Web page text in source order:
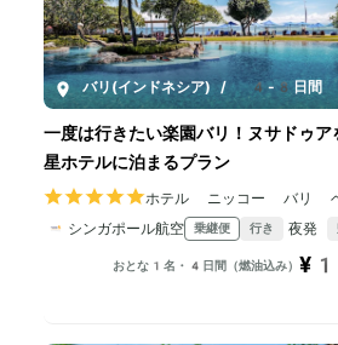
バリ(インドネシア) / 4-8日間
一度は行きたい楽園バリ！ヌサドゥ
星ホテルに泊まるプラン
ホテル ニッコー バリ
シンガポール航空
乗継便 行き 夜発
おとな1名・4日間（燃油込み）